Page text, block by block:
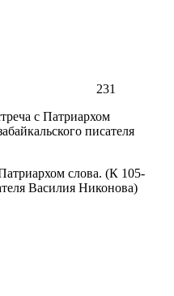
231
слова. (К 105-
Василия Никонова)